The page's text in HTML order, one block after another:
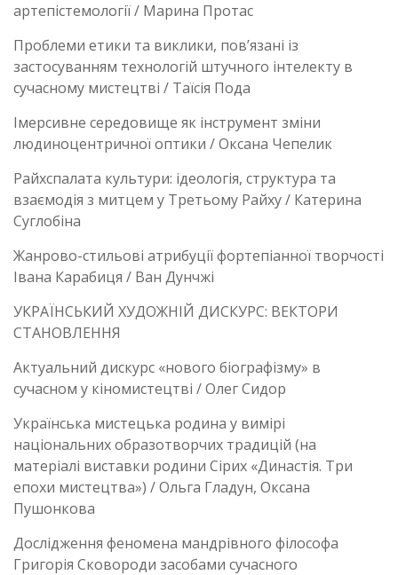
артепістемології / Марина Протас
Проблеми етики та виклики, пов’язані із
застосуванням технологій штучного інтелекту в
сучасному мистецтві / Таїсія Пода
Імерсивне середовище як інструмент зміни
людиноцентричної оптики / Оксана Чепелик
Райхспалата культури: ідеологія, структура та
взаємодія з митцем у Третьому Райху / Катерина
Суглобіна
Жанрово-стильові атрибуції фортепіанної творчості
Івана Карабиця / Ван Дунчжі
УКРАЇНСЬКИЙ ХУДОЖНІЙ ДИСКУРС: ВЕКТОРИ
СТАНОВЛЕННЯ
Актуальний дискурс «нового біографізму» в
сучасном у кіномистецтві / Олег Сидор
Українська мистецька родина у вимірі
національних образотворчих традицій (на
матеріалі виставки родини Сірих «Династія. Три
епохи мистецтва») / Ольга Гладун, Оксана
Пушонкова
Дослідження феномена мандрівного філософа
Григорія Сковороди засобами сучасного